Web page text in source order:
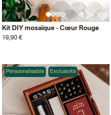
Kit DIY mosaïque - Cœur Rouge
19,90 €
Personnalisable Exclusivité